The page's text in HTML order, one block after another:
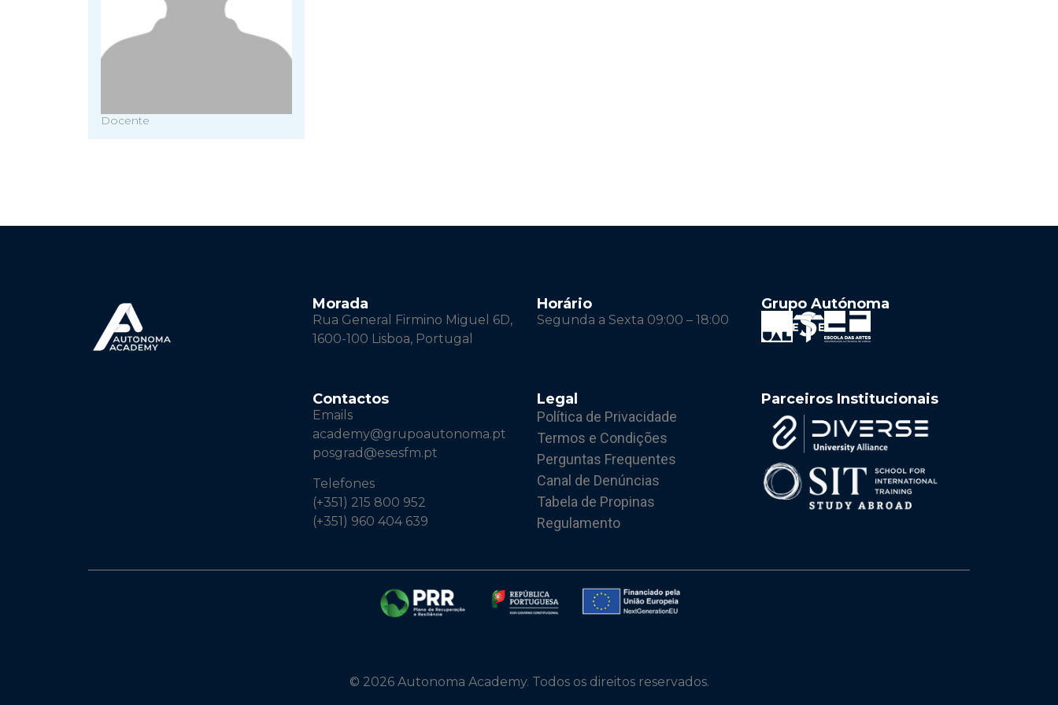
Docente
Morada
Rua General Firmino Miguel 6D,
1600-100 Lisboa, Portugal
Horário
Segunda a Sexta 09:00 – 18:00
Grupo Autónoma
Contactos
Emails
academy@grupoautonoma.pt
posgrad@esesfm.pt
Telefones
(+351) 215 800 952
(+351) 960 404 639
Legal
Política de Privacidade
Termos e Condições
Perguntas Frequentes
Canal de Denúncias
Tabela de Propinas
Regulamento
Parceiros Institucionais
© 2026 Autonoma Academy. Todos os direitos reservados.